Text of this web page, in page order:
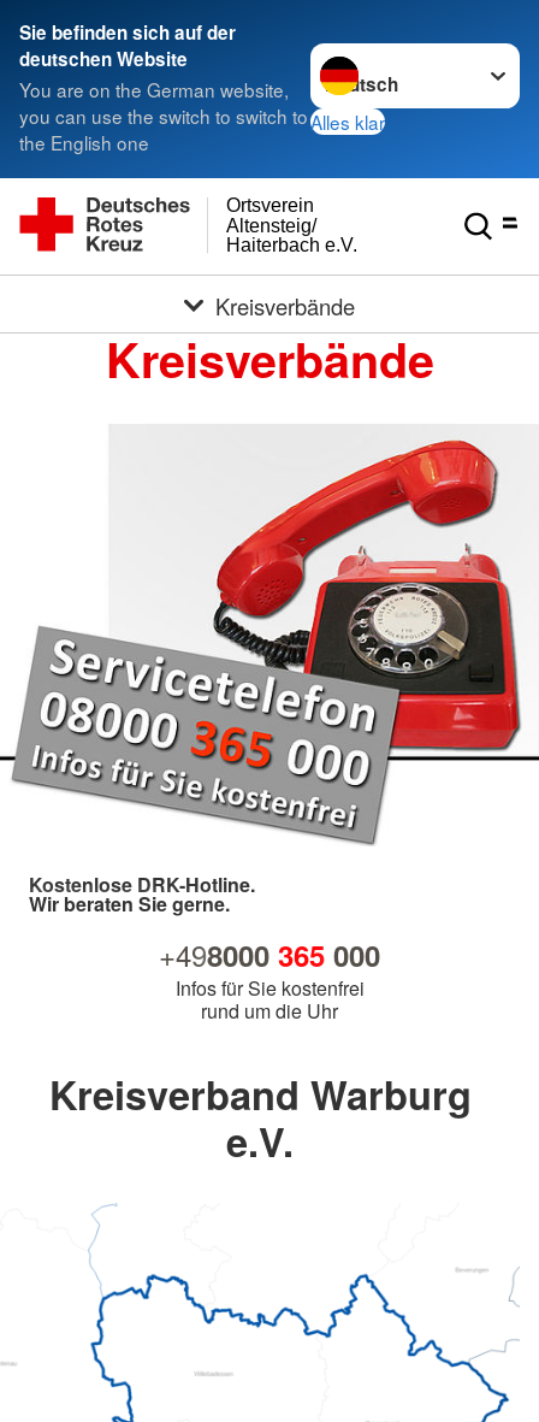
Sie befinden sich auf der
deutschen Website
You are on the German website,
you can use the switch to switch to
the English one
Sprache wechseln zu
Alles klar
Haiterbach e.V.
Altensteig/
Ortsverein
Kreisverbände
Kreisverbände
Kostenlose DRK-Hotline.
Wir beraten Sie gerne.
+498000 365 000
Infos für Sie kostenfrei
rund um die Uhr
Kreisverband Warburg
e.V.